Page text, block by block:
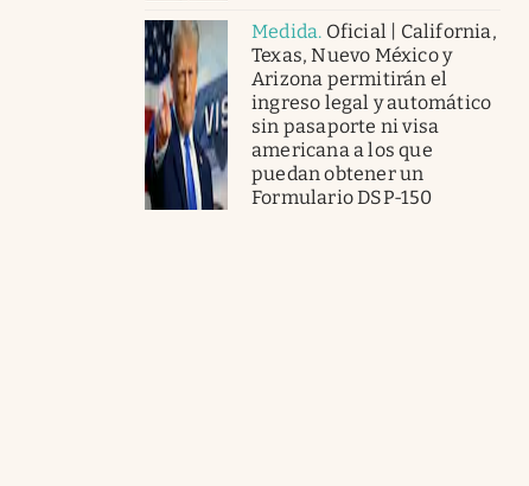
Medida. Oficial | California,
Texas, Nuevo México y
Arizona permitirán el
ingreso legal y automático
sin pasaporte ni visa
americana a los que
puedan obtener un
Formulario DSP-150